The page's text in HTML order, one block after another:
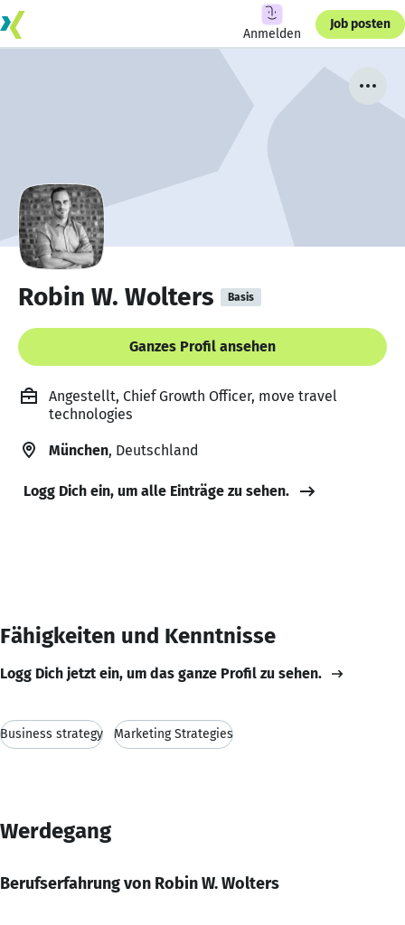
Anmelden
Job posten
Robin W. Wolters Basis
Ganzes Profil ansehen
Angestellt, Chief Growth Officer, move travel
technologies
München, Deutschland
Logg Dich ein, um alle Einträge zu sehen.
Fähigkeiten und Kenntnisse
Logg Dich jetzt ein, um das ganze Profil zu sehen.
Business strategy Marketing Strategies
Werdegang
Berufserfahrung von Robin W. Wolters